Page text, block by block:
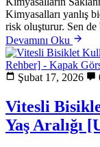
Kimyasalları yanlış
risk oluşturur. Sen
Devamını Oku
Şubat 17, 2026
Vitesli
Yaş Aralığı